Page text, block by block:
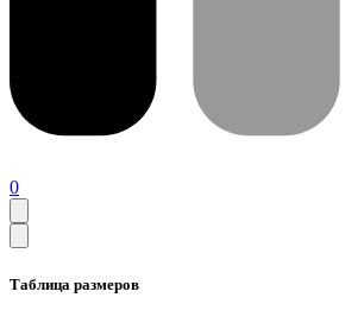
0
Таблица размеров